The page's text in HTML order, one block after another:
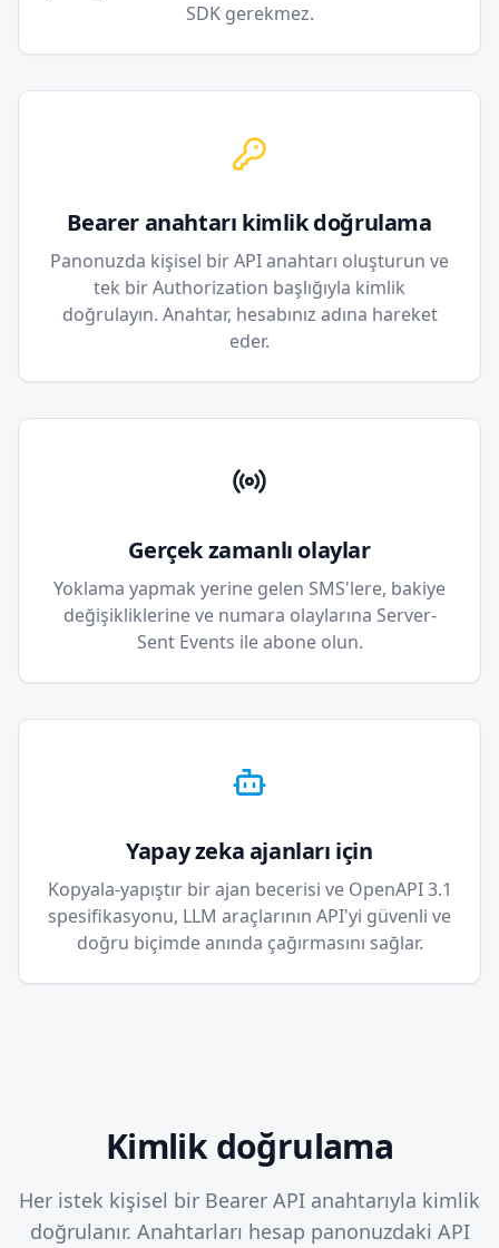
SDK gerekmez.
Bearer anahtarı kimlik doğrulama
Panonuzda kişisel bir API anahtarı oluşturun ve
tek bir Authorization başlığıyla kimlik
doğrulayın. Anahtar, hesabınız adına hareket
eder.
Gerçek zamanlı olaylar
Yoklama yapmak yerine gelen SMS'lere, bakiye
değişikliklerine ve numara olaylarına Server-
Sent Events ile abone olun.
Yapay zeka ajanları için
Kopyala-yapıştır bir ajan becerisi ve OpenAPI 3.1
spesifikasyonu, LLM araçlarının API'yi güvenli ve
doğru biçimde anında çağırmasını sağlar.
Kimlik doğrulama
Her istek kişisel bir Bearer API anahtarıyla kimlik
doğrulanır. Anahtarları hesap panonuzdaki API